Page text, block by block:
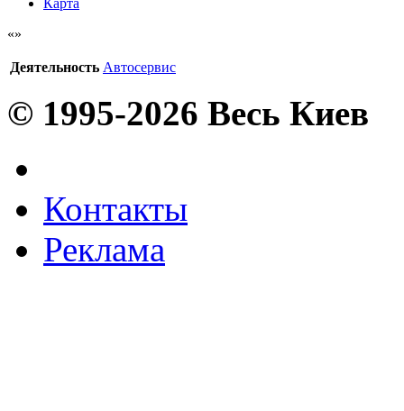
Деятельность Автосервис
© 1995-2026 Весь Киев
Контакты
Реклама